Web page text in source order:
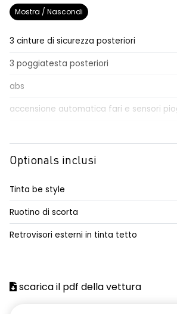
Mostra / Nascondi
3 cinture di sicurezza posteriori
3 poggiatesta posteriori
abs
accensione automatica fari e sensori
airbag frontale conducente e passeggero
alzacristalli posteriori elettrici impulsionali
assistenza alla frenata d'emergenza
cartografia standard
Optionals inclusi
Tinta be style
Ruotino di scorta
Retrovisori esterni in tinta tetto
scarica il pdf della vettura